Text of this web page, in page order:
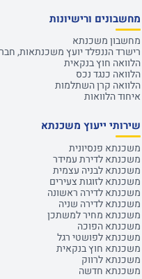
מחשבונים ורישיונות
מחשבון משכנתא
רישרד הננפלד יועץ משכנתאות,
הלוואה חוץ בנקאית
הלוואה כנגד נכס
הלוואה קרן השתלמות
איחוד הלוואות
שירותי ייעוץ משכנתא
משכנתא פנסיונית
משכנתא לדירת עמידר
משכנתא לבניה עצמית
משכנתא לזוגות צעירים
משכנתא לדירה ראשונה
משכנתא לדירה שניה
משכנתא מחיר למשתכן
משכנתא הפוכה
משכנתא לפושטי רגל
משכנתא חוץ בנקאית
משכנתא לרווק
משכנתא חדשה